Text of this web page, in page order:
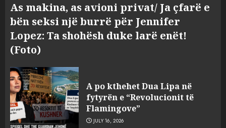
As makina, as avioni privat/ Ja çfarë e
bën seksi një burrë për Jennifer
Lopez: Ta shohësh duke larë enët!
(Foto)
A po kthehet Dua Lipa në
fytyrën e “Revolucionit të
Flamingove”
JULY 16, 2026